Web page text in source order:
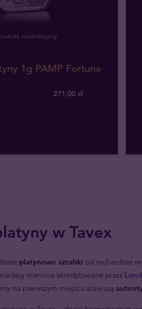
niedostępny
1g PAMP Fortuna
271,00 zł
w Tavex
platynowe sztabki od najbardziej
mennice akredytowane przez
na pierwszym miejscu stawiają